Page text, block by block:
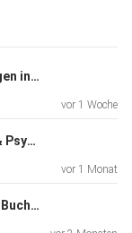
Stadt) auf
um Suizid
Ronja Nippert über die Einsparungen in der Psychotherapie
vor 1 Woche
Maike Luhmann über Einsamkeit & Psyche
vor 1 Monat
Live-Lesung aus meinem neusten Buch, moderiert von Jan Fischer +++ Sonderfolge